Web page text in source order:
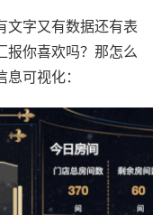
文字又有数据还有表
报你喜欢吗？那怎么
可视化：